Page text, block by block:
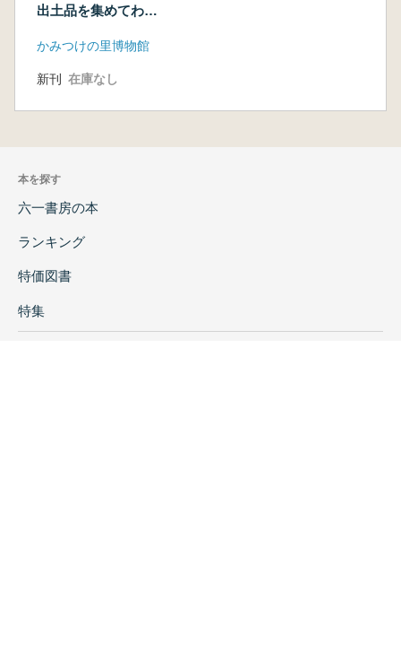
出土品を集めてわか
かみつけの里博物館
新刊 在庫なし
本を探す
六一書房の本
ランキング
特価図書
特集